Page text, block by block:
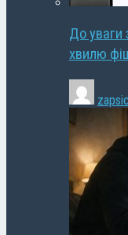
До уваги
хвилю